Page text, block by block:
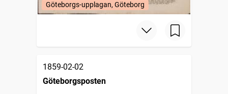
Göteborgs-upplagan, Göteborg
1859-02-02
Göteborgsposten